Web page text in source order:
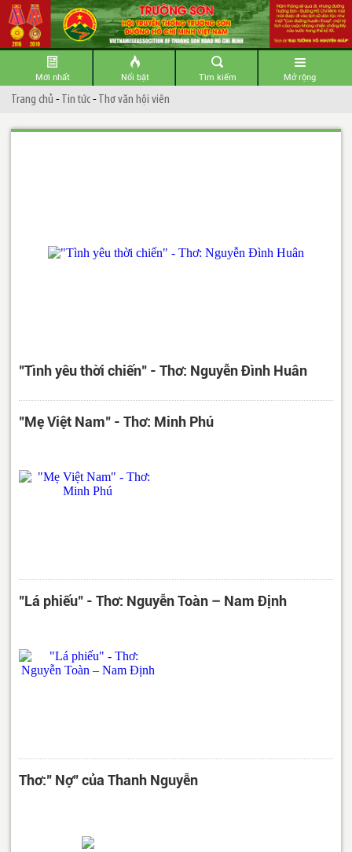
Mới nhất Nổi bật Tìm kiếm Mở rộng
Trang chủ -Tin tức-Thơ văn hội viên
"Tình yêu thời chiến" - Thơ: Nguyễn Đình Huân
"Mẹ Việt Nam" - Thơ: Minh Phú
"Lá phiếu" - Thơ: Nguyễn Toàn – Nam Định
Thơ:" Nợ" của Thanh Nguyễn